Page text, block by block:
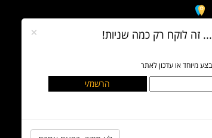
× זה לוקח רק כמה שניות!
מיוחד או עדכון לאתר